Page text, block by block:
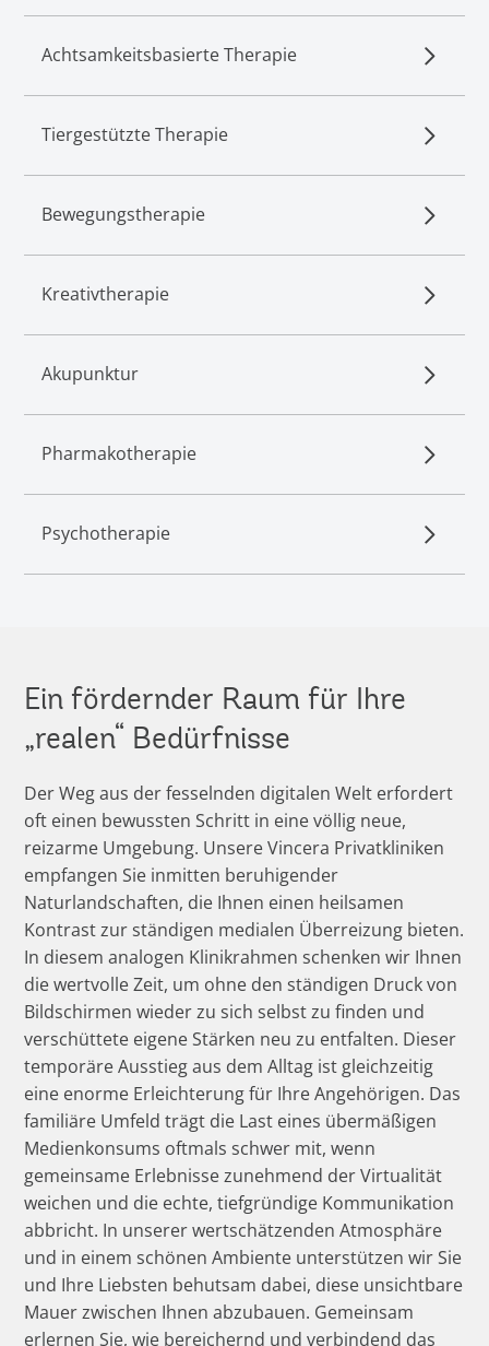
Achtsamkeitsbasierte Therapie
Tiergestützte Therapie
Bewegungstherapie
Kreativtherapie
Akupunktur
Pharmakotherapie
Psychotherapie
Ein fördernder Raum für Ihre
„realen“ Bedürfnisse
Der Weg aus der fesselnden digitalen Welt erfordert
oft einen bewussten Schritt in eine völlig neue,
reizarme Umgebung. Unsere Vincera Privatkliniken
empfangen Sie inmitten beruhigender
Naturlandschaften, die Ihnen einen heilsamen
Kontrast zur ständigen medialen Überreizung bieten.
In diesem analogen Klinikrahmen schenken wir Ihnen
die wertvolle Zeit, um ohne den ständigen Druck von
Bildschirmen wieder zu sich selbst zu finden und
verschüttete eigene Stärken neu zu entfalten. Dieser
temporäre Ausstieg aus dem Alltag ist gleichzeitig
eine enorme Erleichterung für Ihre Angehörigen. Das
familiäre Umfeld trägt die Last eines übermäßigen
Medienkonsums oftmals schwer mit, wenn
gemeinsame Erlebnisse zunehmend der Virtualität
weichen und die echte, tiefgründige Kommunikation
abbricht. In unserer wertschätzenden Atmosphäre
und in einem schönen Ambiente unterstützen wir Sie
und Ihre Liebsten behutsam dabei, diese unsichtbare
Mauer zwischen Ihnen abzubauen. Gemeinsam
erlernen Sie, wie bereichernd und verbindend das